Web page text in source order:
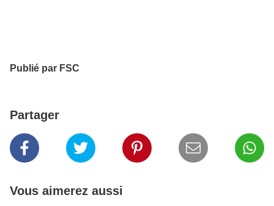
Publié par FSC
Partager
Vous aimerez aussi